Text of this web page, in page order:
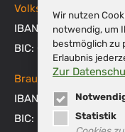
Volksbank BRAWO
IBAN: DE48 2699
BIC: GENODEF1WOB
Braunschweigische
IBAN: DE53 2505
BIC: NOLADE2HXXX
Wir nutzen
notwendig, um
bestmöglich zu
Erlaubnis
Zur
Statistik